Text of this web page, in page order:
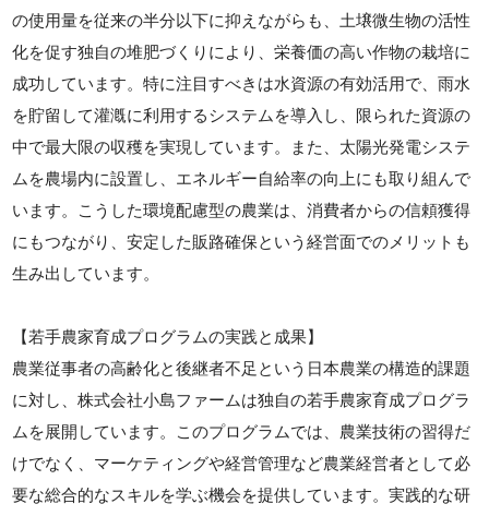
の使用量を従来の半分以下に抑えながらも、土壌微生物の活性
化を促す独自の堆肥づくりにより、栄養価の高い作物の栽培に
成功しています。特に注目すべきは水資源の有効活用で、雨水
を貯留して灌漑に利用するシステムを導入し、限られた資源の
中で最大限の収穫を実現しています。また、太陽光発電システ
ムを農場内に設置し、エネルギー自給率の向上にも取り組んで
います。こうした環境配慮型の農業は、消費者からの信頼獲得
にもつながり、安定した販路確保という経営面でのメリットも
生み出しています。
【若手農家育成プログラムの実践と成果】
農業従事者の高齢化と後継者不足という日本農業の構造的課題
に対し、株式会社小島ファームは独自の若手農家育成プログラ
ムを展開しています。このプログラムでは、農業技術の習得だ
けでなく、マーケティングや経営管理など農業経営者として必
要な総合的なスキルを学ぶ機会を提供しています。実践的な研